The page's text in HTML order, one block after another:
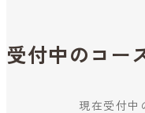
受付中のコー
現在受付中